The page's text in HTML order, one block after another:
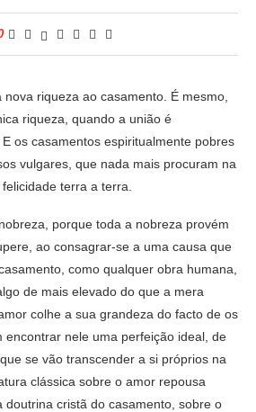
riqueza ao casamento. É mesmo,
riqueza, quando a união é
os casamentos espiritualmente pobres
vulgares, que nada mais procuram na
terra a terra.
porque toda a nobreza provém
ao consagrar-se a uma causa que
como qualquer obra humana,
de mais elevado do que a mera
colhe a sua grandeza do facto de os
encontrar nele uma perfeição ideal, de
se vão transcender a si próprios na
clássica sobre o amor repousa
doutrina cristã do casamento, sobre o